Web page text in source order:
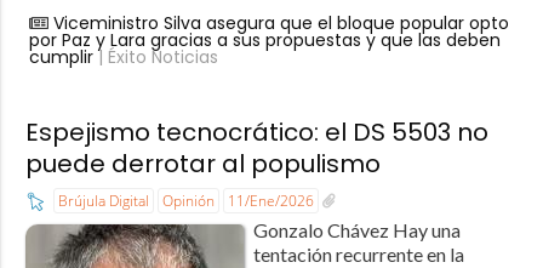
Viceministro Silva asegura que el bloque popular opto
por Paz y Lara gracias a sus propuestas y que las deben
cumplir| Éxito Noticias
Espejismo tecnocrático: el DS 5503 no
puede derrotar al populismo
Brújula Digital Opinión 11/Ene/2026
Gonzalo Chávez Hay una
tentación recurrente en la